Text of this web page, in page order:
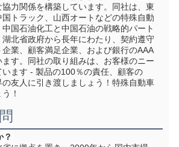
力関係を構築しています。同社は、東
国トラック、山西オートなどの特殊自動
国石油化工と中国石油の戦略的パート
北省政府から長年にわたり、契約遵守
業、顧客満足企業、および銀行のAAA
す。同社の取り組みは、お客様のニー
います - 製品の100％の責任、顧客の
友人に引き渡しましょう！特殊自動車
！
？